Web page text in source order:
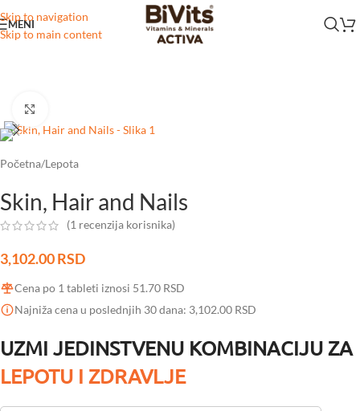
Skip to navigation
Skip to main content
MENI
Početna/Lepota
Skin, Hair and Nails
(1 recenzija korisnika)
3,102.00RSD
Cena po 1 tableti iznosi 51.70 RSD
Najniža cena u poslednjih 30 dana: 3,102.00 RSD
UZMI JEDINSTVENU KOMBINACIJU ZA
LEPOTU I ZDRAVLJE